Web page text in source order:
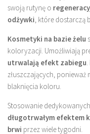
swoją rutynę o
odżywki, które dostarczą
Kosmetyki na bazie żelu
koloryzacji. Umożliwiają
utrwalają efekt zabiegu
złuszczających,
blaknięcia koloru.
Stosowanie
długotrwałym efektem
brwi przez wiele tygodni.